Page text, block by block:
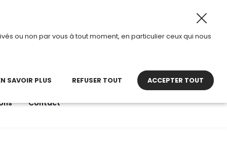
août 2026, TDI passe en mode été.• Horaires
Contact
ou non par vous à tout moment, en particulier ceux qui nous
SAVOIR PLUS REFUSER TOUT ACCEPTER TOUT